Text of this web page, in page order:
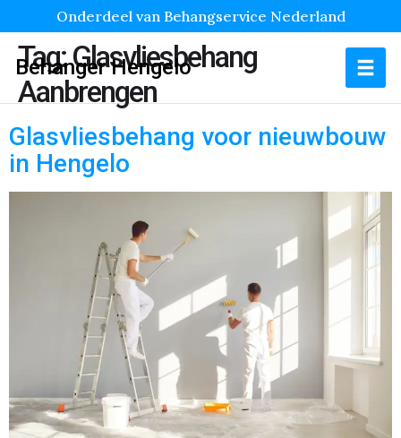
Onderdeel van Behangservice Nederland
Behanger Hengelo
Tag:Glasvliesbehang
Aanbrengen
Glasvliesbehang voor nieuwbouw
in Hengelo